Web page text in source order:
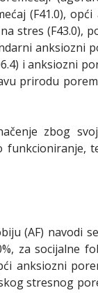
(F41.0),
stres (F43.0),
anksiozni
i anksiozni
prirodu
zbog
funkcioniranje,
(AF) navodi
za socijalne
anksiozni
stresnog